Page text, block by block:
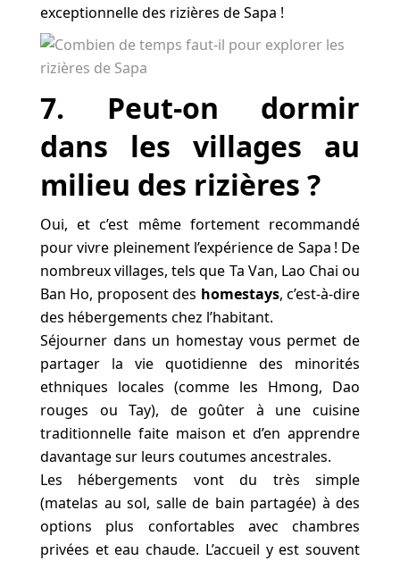
exceptionnelle des rizières de Sapa !
7. Peut-on dormir
dans les villages au
milieu des rizières ?
Oui, et c’est même fortement recommandé
pour vivre pleinement l’expérience de Sapa ! De
nombreux villages, tels que Ta Van, Lao Chai ou
Ban Ho, proposent des homestays, c’est-à-dire
des hébergements chez l’habitant.
Séjourner dans un homestay vous permet de
partager la vie quotidienne des minorités
ethniques locales (comme les Hmong, Dao
rouges ou Tay), de goûter à une cuisine
traditionnelle faite maison et d’en apprendre
davantage sur leurs coutumes ancestrales.
Les hébergements vont du très simple
(matelas au sol, salle de bain partagée) à des
options plus confortables avec chambres
privées et eau chaude. L’accueil y est souvent